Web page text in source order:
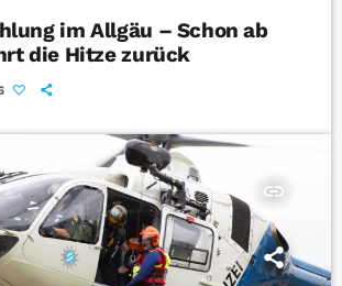
im Allgäu – Schon ab
die Hitze zurück
insert_link